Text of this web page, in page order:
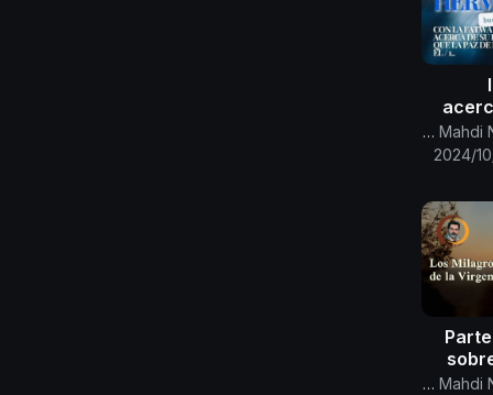
Canal Oficial Del Imam Al Mahdi Nasser Mohammed
2024/
Canal Oficial Del Imam Al Mahdi Nasser Mohammed